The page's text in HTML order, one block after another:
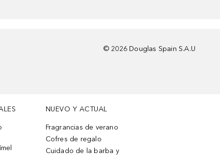
© 2026 Douglas Spain S.A.U
NUEVO Y ACTUAL
Fragrancias de verano
Cofres de regalo
Cuidado de la barba y